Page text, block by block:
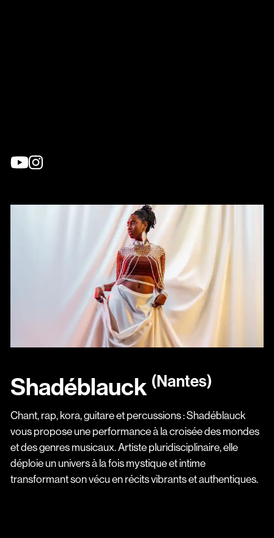
Shadéblauck (Nantes)
Chant, rap, kora, guitare et percussions : Shadéblauck
vous propose une performance à la croisée des mondes
et des genres musicaux. Artiste pluridisciplinaire, elle
déploie un univers à la fois mystique et intime
transformant son vécu en récits vibrants et authentiques.